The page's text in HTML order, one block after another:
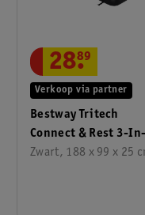
Bestway Tritech
Connect & Rest 3-
Twin/King
Zwart, 188 x 99 x 25
Verkoop via partner
28.
89